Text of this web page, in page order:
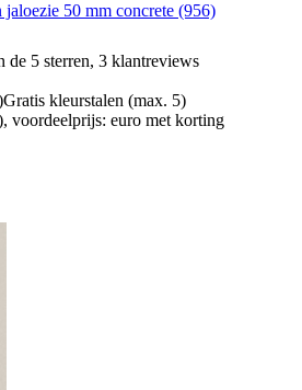
50 mm concrete (956)
de 5 sterren, 3 klantreviews
Gratis kleurstalen (max. 5)
voordeelprijs: euro met korting